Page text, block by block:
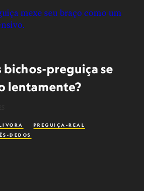
bichos-preguiça se
lentamente?
PREGUIÇA-REAL
DEDOS